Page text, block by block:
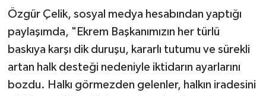
Özgür Çelik, sosyal medya hesabından yaptığı
paylaşımda, "Ekrem Başkanımızın her türlü
baskıya karşı dik duruşu, kararlı tutumu ve sürekli
artan halk desteği nedeniyle iktidarın ayarlarını
bozdu. Halkı görmezden gelenler, halkın iradesini